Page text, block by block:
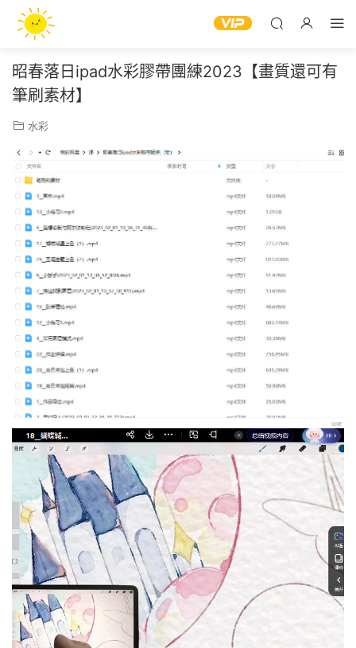
昭春落日ipad水彩膠帶團練2023【畫質還可有
筆刷素材】
水彩